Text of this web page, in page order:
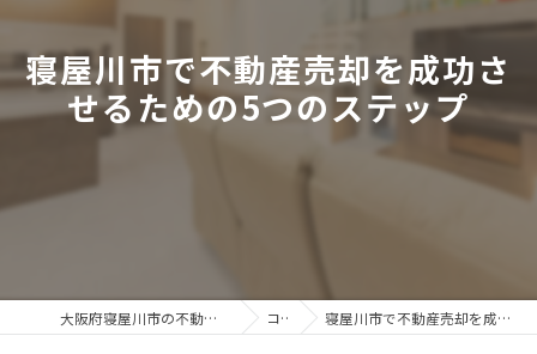
寝屋川市で不動産売却を成功さ
せるための5つのステップ
大阪府寝屋川市の不動産売却なら株式会社愛和建設 コラム 寝屋川市で不動産売却を成功させるための5つのステップ